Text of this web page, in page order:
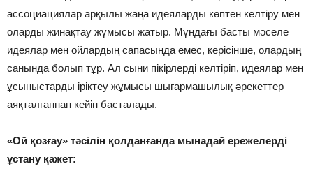
ассоциациялар арқылы жаңа идеяларды көптен келтіру мен
оларды жинақтау жұмысы жатыр. Мұндағы басты мәселе
идеялар мен ойлардың сапасында емес, керісінше, олардың
санында болып тұр. Ал сыни пікірлерді келтіріп, идеялар мен
ұсыныстарды іріктеу жұмысы шығармашылық әрекеттер
аяқталғаннан кейін басталады.
«Ой қозғау» тәсілін қолданғанда мынадай ережелерді
ұстану қажет: